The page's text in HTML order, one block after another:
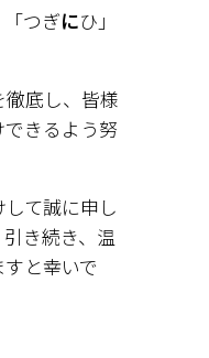
つぎにひ」
底し、皆様
きるよう努
て誠に申し
き続き、温
と幸いで